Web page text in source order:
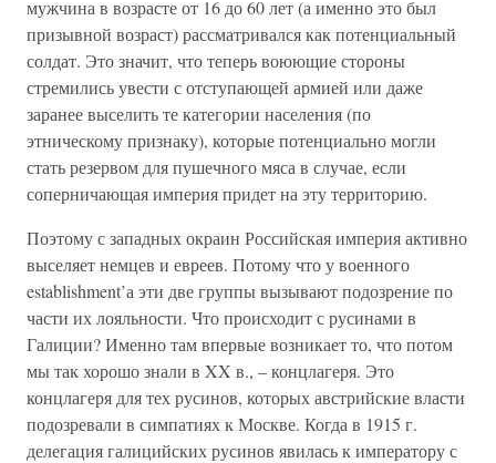
мужчина в возрасте от 16 до 60 лет (а именно это был
призывной возраст) рассматривался как потенциальный
солдат. Это значит, что теперь воюющие стороны
стремились увести с отступающей армией или даже
заранее выселить те категории населения (по
этническому признаку), которые потенциально могли
стать резервом для пушечного мяса в случае, если
соперничающая империя придет на эту территорию.
Поэтому с западных окраин Российская империя активно
выселяет немцев и евреев. Потому что у военного
establishment’а эти две группы вызывают подозрение по
части их лояльности. Что происходит с русинами в
Галиции? Именно там впервые возникает то, что потом
мы так хорошо знали в XX в., – концлагеря. Это
концлагеря для тех русинов, которых австрийские власти
подозревали в симпатиях к Москве. Когда в 1915 г.
делегация галицийских русинов явилась к императору с